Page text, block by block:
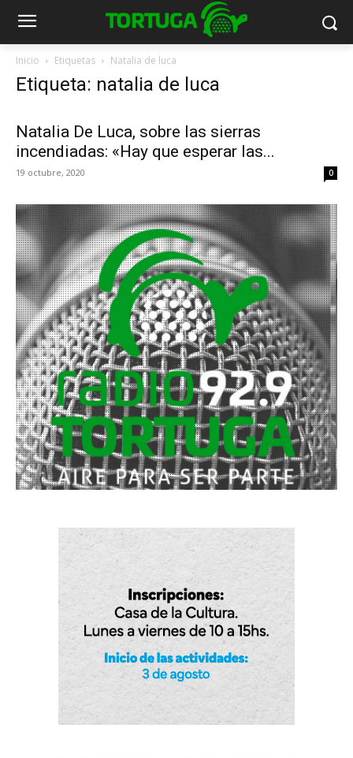
Inicio Etiquetas Natalia de luca
Etiqueta: natalia de luca
Natalia De Luca, sobre las sierras
incendiadas: «Hay que esperar las...
19 octubre, 2020 0